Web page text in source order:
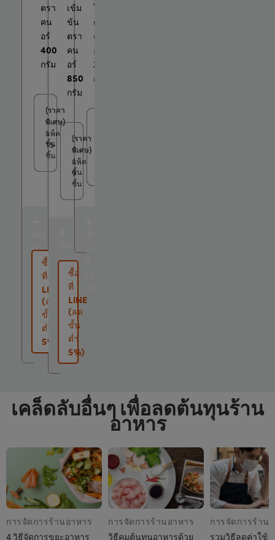
ตรา
คน
อร์
400
กรัม
(ราคา
พิเศษ)
1
ชิ้น
(ราคา
พิเศษ)
แพ็ค
15
ชิ้น
เข็น
ซื้อ
ที่
LINE
(ลด
ขั้น
ต่ำ
5%)
เข้ม
ข้น
ตรา
คน
อร์
850
กรัม
(ราคา
พิเศษ)
1
ชิ้น
(ราคา
พิเศษ)
แพ็ค
9
ชิ้น
เข็น
ซื้อ
ที่
LINE
(ลด
ขั้น
ต่ำ
5%)
ใช้
ตรา
คน
อร์
200
กรัม
เคล็ดลับอื่นๆ เพื่อลดต้นทุนร้าน
อาหาร
การจัดการร้านอาหาร
4 วิธีจัดการขยะอาหาร
การจัดการร้านอาหาร
วิธีคุมต้นทุนอาหารด้วย
การจัดการร้าน
รวมวิธีลดค่าใช้จ่